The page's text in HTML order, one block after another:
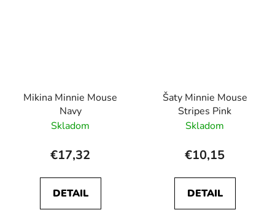
Mikina Minnie Mouse
Navy
Skladom
€17,32
DETAIL
Šaty Minnie Mouse
Stripes Pink
Skladom
€10,15
DETAIL